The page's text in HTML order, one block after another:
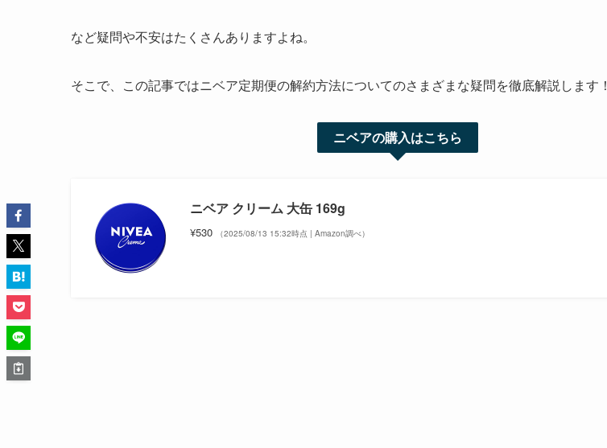
など疑問や不安はたくさんありますよね。
そこで、この記事ではニベア定期便の解約方法についてのさまざまな疑問を徹底解説します！
ニベアの購入はこちら
ニベア クリーム 大缶 169g
¥530 （2025/08/13 15:32時点 | Amazon調べ）